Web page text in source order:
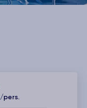
/pers.